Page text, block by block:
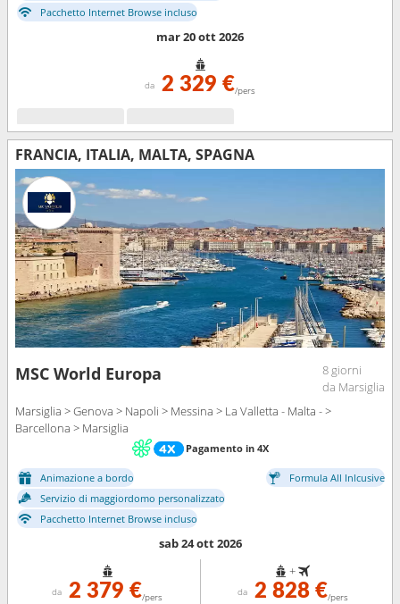
Pacchetto Internet Browse incluso
mar 20 ott 2026
da 2 329 €/pers
FRANCIA, ITALIA, MALTA, SPAGNA
MSC World Europa
8 giorni
da Marsiglia
Marsiglia > Genova > Napoli > Messina > La Valletta - Malta - >
Barcellona > Marsiglia
Pagamento in 4X
Animazione a bordo
Formula All Inlcusive
Servizio di maggiordomo personalizzato
Pacchetto Internet Browse incluso
sab 24 ott 2026
da 2 379 €/pers
+
da 2 828 €/pers